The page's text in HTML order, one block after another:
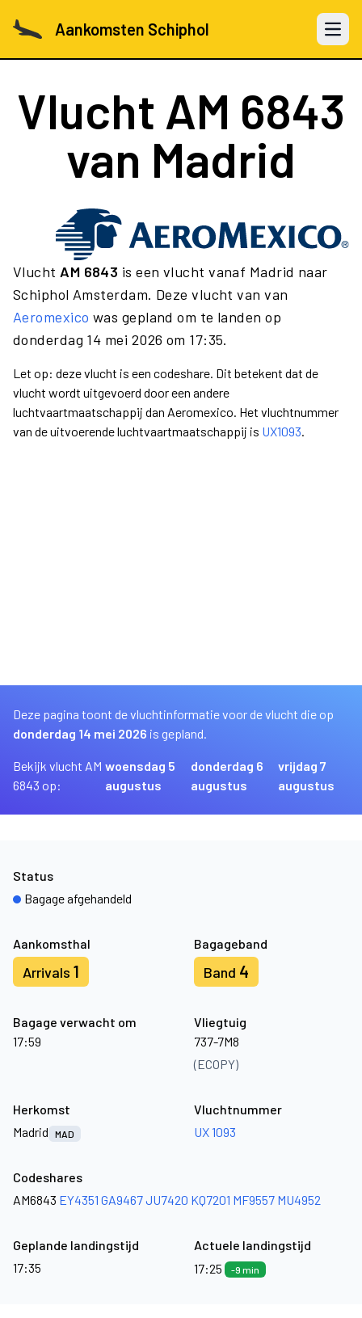
Aankomsten Schiphol Open
Vlucht AM 6843
van Madrid
Vlucht AM 6843 is een vlucht vanaf Madrid naar
Schiphol Amsterdam. Deze vlucht van van
Aeromexico was gepland om te landen op
donderdag 14 mei 2026 om 17:35.
Let op: deze vlucht is een codeshare. Dit betekent dat de
vlucht wordt uitgevoerd door een andere
luchtvaartmaatschappij dan Aeromexico. Het vluchtnummer
van de uitvoerende luchtvaartmaatschappij is UX1093.
Deze pagina toont de vluchtinformatie voor de vlucht die op
donderdag 14 mei 2026 is gepland.
Bekijk vlucht AM
6843 op:
woensdag 5
augustus
donderdag 6
augustus
vrijdag 7
augustus
Aankomsthal
Arrivals 1
Bagageband
Band 4
Bagage verwacht om
17:59
Vliegtuig
737-7M8
(ECOPY)
Status
Bagage afgehandeld
Herkomst
Madrid
MAD
Vluchtnummer
UX 1093
Codeshares
AM6843 EY4351 GA9467JU7420 KQ7201 MF9557 MU4952
Geplande landingstijd
17:35
Actuele landingstijd
17:25
-9 min